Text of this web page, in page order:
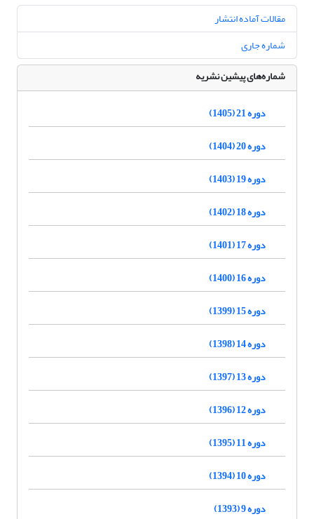
مقالات آماده انتشار
شماره جاری
شماره‌های پیشین نشریه
دوره 21 (1405)
دوره 20 (1404)
دوره 19 (1403)
دوره 18 (1402)
دوره 17 (1401)
دوره 16 (1400)
دوره 15 (1399)
دوره 14 (1398)
دوره 13 (1397)
دوره 12 (1396)
دوره 11 (1395)
دوره 10 (1394)
دوره 9 (1393)